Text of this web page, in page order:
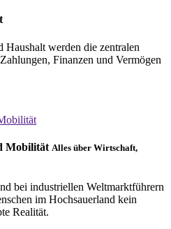
Haushalt werden die zentralen
Finanzen und Vermögen
Mobilität Alles über Wirtschaft,
bei industriellen Weltmarktführern
im Hochsauerland kein
Realität.